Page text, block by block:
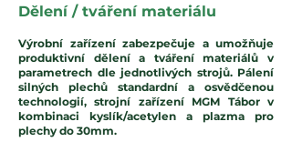
Dělení / tváření materiálu
Výrobní zařízení zabezpečuje a umožňuje
produktivní dělení a tváření materiálů v
parametrech dle jednotlivých strojů. Pálení
silných plechů standardní a osvědčenou
technologií, strojní zařízení MGM Tábor v
kombinaci kyslík/acetylen a plazma pro
plechy do 30mm.